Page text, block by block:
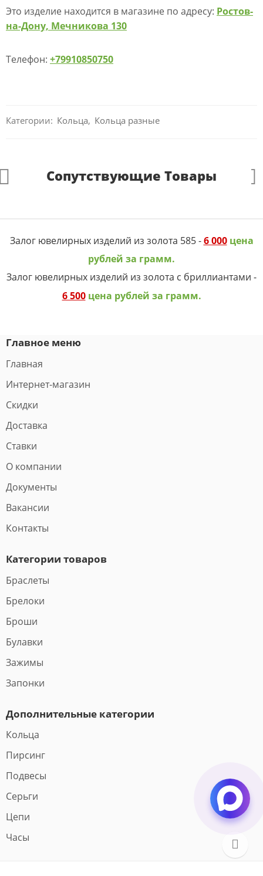
Это изделие находится в магазине по адресу: Ростов-
на-Дону, Мечникова 130
Телефон: +79910850750
Категории: Кольца, Кольца разные
Сопутствующие Товары
Залог ювелирных изделий из золота 585 -6 000цена
рублей за грамм.
Залог ювелирных изделий из золота с бриллиантами -
6 500цена рублей за грамм.
Главное меню
Главная
Интернет-магазин
Скидки
Доставка
Ставки
О компании
Документы
Вакансии
Контакты
Категории товаров
Браслеты
Брелоки
Броши
Булавки
Зажимы
Запонки
Дополнительные категории
Кольца
Пирсинг
Подвесы
Серьги
Цепи
Часы